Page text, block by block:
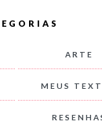
ARTE
MEUS